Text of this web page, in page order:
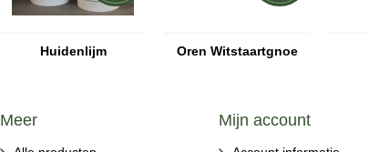
Huidenlijm Oren Witstaartgnoe
Meer Mijn account